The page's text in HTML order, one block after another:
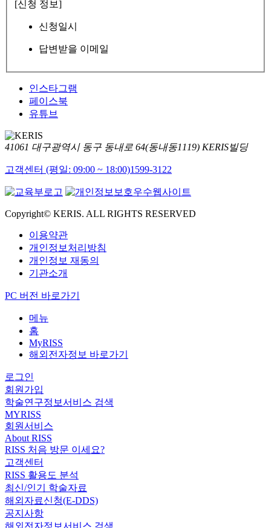
[신청 정보]
신청일시
답변받을 이메일
인스타그램
페이스북
유튜브
41061 대구광역시 동구 동내로 64(동내동1119) KERIS빌딩
고객센터 (평일: 09:00 ~ 18:00)1599-3122
Copyright© KERIS. ALL RIGHTS RESERVED
이용약관
개인정보처리방침
개인정보 재동의
기관소개
PC 버전 바로가기
메뉴
홈
MyRISS
해외전자정보 바로가기
로그인
회원가입
학술연구정보서비스 검색
MYRISS
회원서비스
About RISS
RISS 처음 방문 이세요?
고객센터
RISS 활용도 분석
최신/인기 학술자료
해외자료신청(E-DDS)
공지사항
해외전자정보서비스 검색